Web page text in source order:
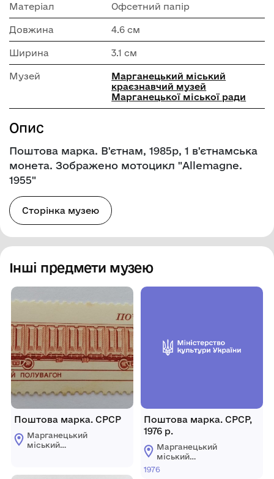
Матеріал Офсетний папір
Довжина 4.6 см
Ширина 3.1 см
Музей
Марганецький міський
краєзнавчий музей
Марганецької міської ради
Опис
Поштова марка. В'єтнам, 1985р, 1 в'єтнамська
монета. Зображено мотоцикл "Allemagne.
1955"
Сторінка музею
Інші предмети музею
Поштова марка. СРСР
Марганецький
міський
міської ради
Поштова марка. СРСР,
1976 р.
Марганецький
міський
краєзнавчий музей
1976